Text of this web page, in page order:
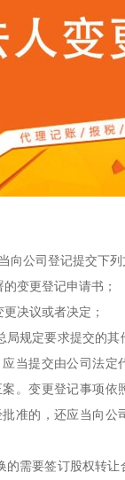
向公司登记提交下列
变更登记申请书；
决议或者决定；
局规定要求提交的
当提交由公司法定
。变更登记事项依
准的，还应当向公
的需要签订股权转